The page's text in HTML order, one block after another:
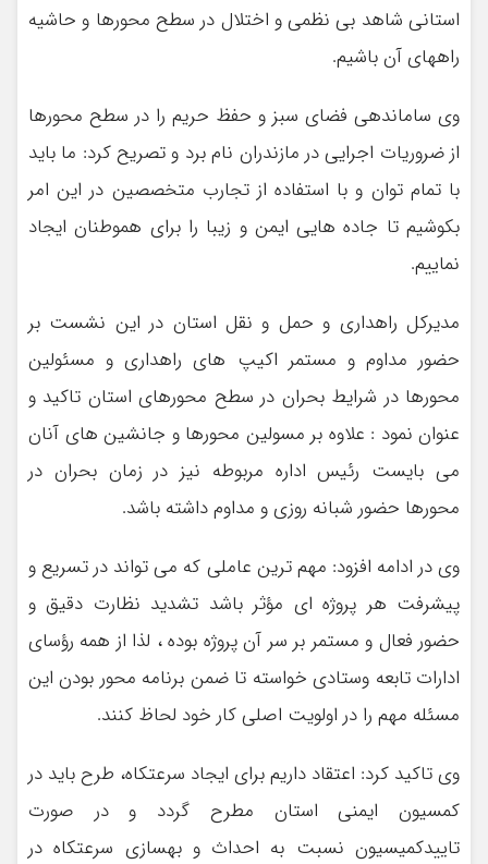
استانی شاهد بی نظمی و اختلال در سطح محورها و حاشیه
راههای آن باشیم.
وی ساماندهی فضای سبز و حفظ حریم را در سطح محورها
از ضروریات اجرایی در مازندران نام برد و تصریح کرد: ما باید
با تمام توان و با استفاده از تجارب متخصصین در این امر
بکوشیم تا جاده هایی ایمن و زیبا را برای هموطنان ایجاد
نماییم.
مدیرکل راهداری و حمل و نقل استان در این نشست بر
حضور مداوم و مستمر اکیپ های راهداری و مسئولین
محورها در شرایط بحران در سطح محورهای استان تاکید و
عنوان نمود : علاوه بر مسولین محورها و جانشین های آنان
می بایست رئیس اداره مربوطه نیز در زمان بحران در
محورها حضور شبانه روزی و مداوم داشته باشد.
وی در ادامه افزود: مهم ترین عاملی که می تواند در تسریع و
پیشرفت هر پروژه ای مؤثر باشد تشدید نظارت دقیق و
حضور فعال و مستمر بر سر آن پروژه بوده ، لذا از همه رؤسای
ادارات تابعه وستادی خواسته تا ضمن برنامه محور بودن این
مسئله مهم را در اولویت اصلی کار خود لحاظ کنند.
وی تاکید کرد: اعتقاد داریم برای ایجاد سرعتکاه، طرح باید در
کمسیون ایمنی استان مطرح گردد و در صورت
تاییدکمیسیون نسبت به احداث و بهسازی سرعتکاه در